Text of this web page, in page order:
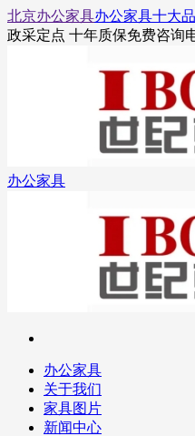
北京办公家具办公家具十大
政采定点 十年质保免费咨询
办公家具
办公家具
关于我们
家具图片
新闻中心